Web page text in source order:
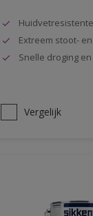
Extreem stoot-
Snelle droging
Vergelijk